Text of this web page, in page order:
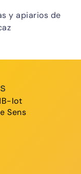
y apiarios de
Iot
Sens